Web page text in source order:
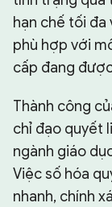
hạn chế tối
phù hợp với
cấp đang
Thành công
chỉ đạo quyết
ngành giáo
Việc số hóa
nhanh, chính